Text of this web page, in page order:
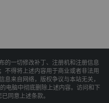
的一切修改补丁、注册机和注册信息
不得将上述内容用于商业或者非法用
来自网络，版权争议与本站无关，
电脑中彻底删除上述内容。访问和下
同意上述条款。